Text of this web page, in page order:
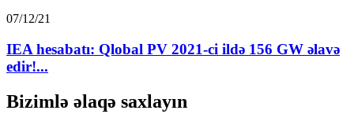
07/12/21
IEA hesabatı: Qlobal PV 2021-ci ildə 156 GW əlavə
edir!...
Bizimlə əlaqə saxlayın